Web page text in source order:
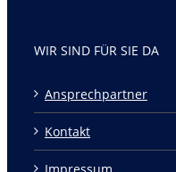
WIR SIND FÜR SIE DA
Ansprechpartner
Kontakt